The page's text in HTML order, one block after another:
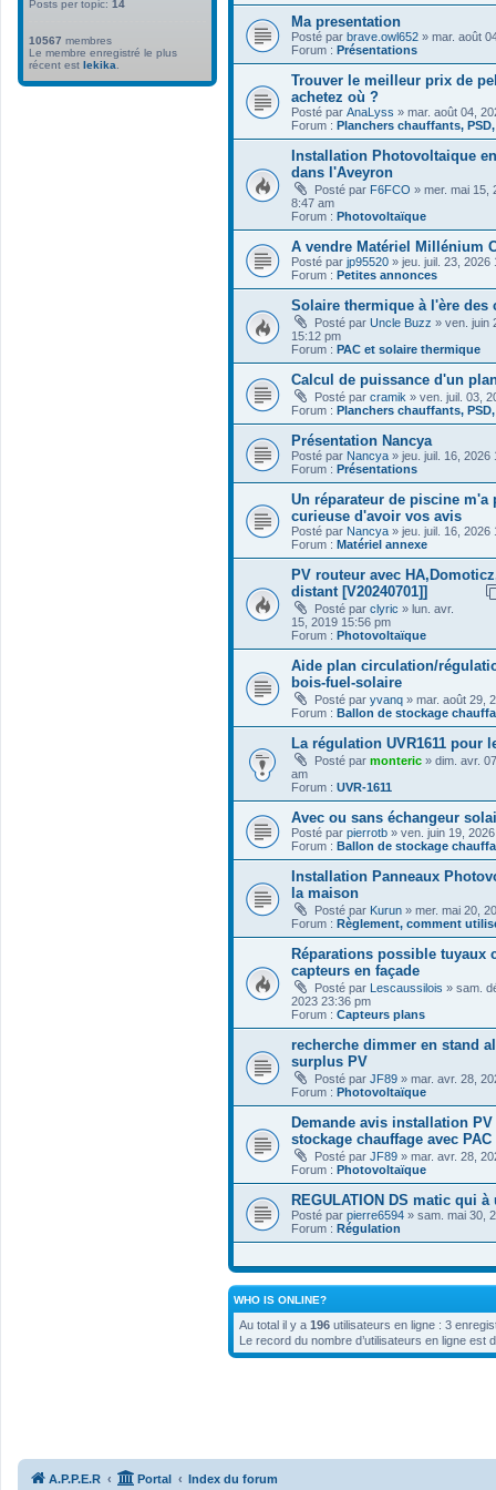
Ma presentation
Posté par brave.owl652 » mar. août
Forum : Présentations
Trouver le meilleur prix de
achetez où ?
Posté par AnaLyss » mar. août 04,
Forum : Planchers chauffants,
Installation Photovoltaique
dans l'Aveyron
Posté par F6FCO » mer. mai 15,
8:47 am
Forum : Photovoltaïque
A vendre Matériel Millénium
Posté par jp95520 » jeu. juil. 23, 2026
Forum : Petites annonces
Solaire thermique à l'ère des
Posté par Uncle Buzz » ven. juin
15:12 pm
Forum : PAC et solaire thermique
Calcul de puissance d'un
Posté par cramik » ven. juil. 03,
Forum : Planchers chauffants,
Présentation Nancya
Posté par Nancya » jeu. juil. 16, 2026
Forum : Présentations
Un réparateur de piscine m'a
curieuse d'avoir vos avis
Posté par Nancya » jeu. juil. 16, 2026
Forum : Matériel annexe
PV routeur avec
distant [V20240701]]
Posté par clyric » lun. avr.
15, 2019 15:56 pm
Forum : Photovoltaïque
Aide plan circulation/
bois-fuel-solaire
Posté par yvanq » mar. août 29,
Forum : Ballon de stockage
La régulation UVR1611 pour
Posté par monteric » dim. avr.
am
Forum : UVR-1611
Avec ou sans échangeur
Posté par pierrotb » ven. juin 19,
Forum : Ballon de stockage
Installation Panneaux
la maison
Posté par Kurun » mer. mai 20,
Forum : Règlement, comment
Réparations possible tuyaux
capteurs en façade
Posté par Lescaussilois » sam.
2023 23:36 pm
Forum : Capteurs plans
recherche dimmer en stand
surplus PV
Posté par JF89 » mar. avr. 28,
Forum : Photovoltaïque
Demande avis installation
stockage chauffage avec PAC
Posté par JF89 » mar. avr. 28,
Forum : Photovoltaïque
REGULATION DS matic qui
Posté par pierre6594 » sam. mai 30,
Forum : Régulation
WHO IS ONLINE?
Au total il y a 196 utilisateurs en ligne : 3
Le record du nombre d’utilisateurs en ligne est
Posts per topic: 14
10567 membres
Le membre enregistré le plus
récent est Iekika
A.P.P.E.R Portal Index du forum